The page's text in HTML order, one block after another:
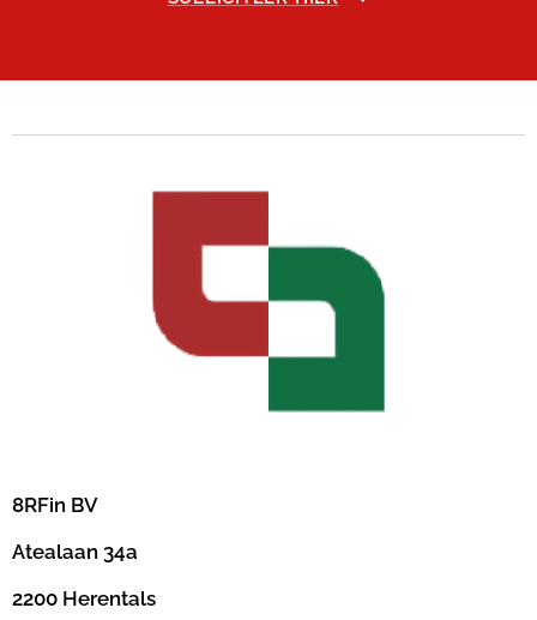
8RFin BV
Atealaan 34a
2200 Herentals